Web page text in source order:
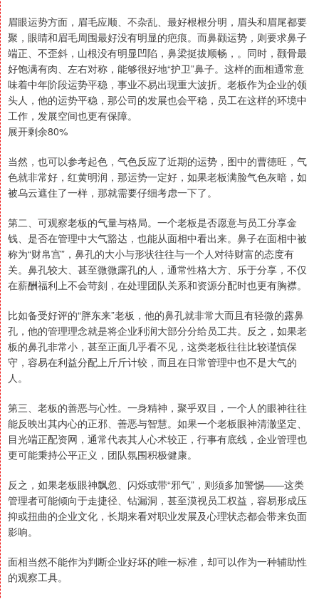
眉眼运势方面，眉毛应顺、不杂乱、最好根根分明，眉头和眉尾都要
聚，眼睛和眉毛周围最好没有明显的疤痕。而鼻颧运势，则要求鼻子
端正、不歪斜，山根没有明显凹陷，鼻梁挺拔顺畅，。同时，颧骨最
好饱满有肉、左右对称，能够很好地“护卫”鼻子。这样的面相通常意
味着中年阶段运势平稳，事业不易出现重大波折。老板作为企业的领
头人，他的运势平稳，那公司的发展也会平稳，员工在这样的环境中
工作，发展空间也更有保障。
展开剩余80%
当然，也可以参考起色，气色反应了近期的运势，图中的曹德旺，气
色就非常好，红黄明润，那运势一定好，如果老板满脸气色灰暗，如
被乌云遮住了一样，那就需要仔细考虑一下了。
第二、可观察老板的气量与格局。一个老板是否愿意与员工分享金
钱、是否在管理中大气豁达，也能从面相中看出来。鼻子在面相中被
称为“财帛宫”，鼻孔的大小与形状往往与一个人对待财富的态度有
关。鼻孔较大、甚至微微露孔的人，通常性格大方、乐于分享，不仅
在薪酬福利上不会苛刻，在处理团队关系和资源分配时也更有胸襟。
比如备受好评的“胖东来”老板，他的鼻孔就非常大而且有轻微的露鼻
孔，他的管理理念就是将企业利润大部分分给员工共。反之，如果老
板的鼻孔非常小，甚至正面几乎看不见，这类老板往往比较谨慎保
守，容易在利益分配上斤斤计较，而且在日常管理中也不是大气的
人。
第三、老板的善恶与心性。一身精神，聚乎双目，一个人的眼神往往
能反映出其内心的正邪、善恶与智慧。如果一个老板眼神清澈坚定、
目光端正配资网，通常代表其人心术较正，行事有底线，企业管理也
更可能秉持公平正义，团队氛围积极健康。
反之，如果老板眼神飘忽、闪烁或带“邪气”，则须多加警惕——这类
管理者可能倾向于走捷径、钻漏洞，甚至漠视员工权益，容易形成压
抑或扭曲的企业文化，长期来看对职业发展及心理状态都会带来负面
影响。
面相当然不能作为判断企业好坏的唯一标准，却可以作为一种辅助性
的观察工具。